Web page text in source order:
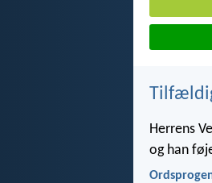
Herrens
og han